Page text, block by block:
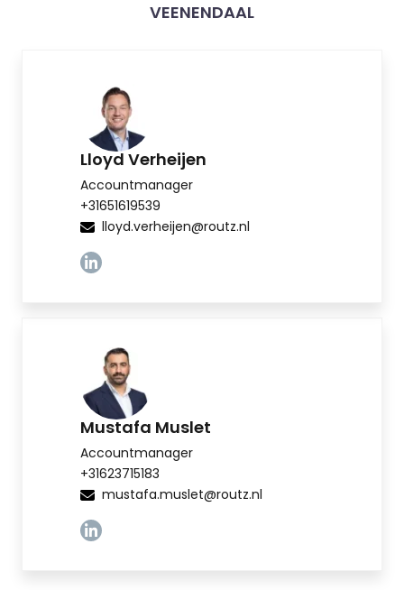
VEENENDAAL
Lloyd Verheijen
Accountmanager
+31651619539
lloyd.verheijen@routz.nl
Linkedin
Mustafa Muslet
Accountmanager
+31623715183
mustafa.muslet@routz.nl
Linkedin